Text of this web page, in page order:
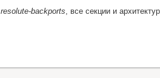
resolute-backports, все секции и